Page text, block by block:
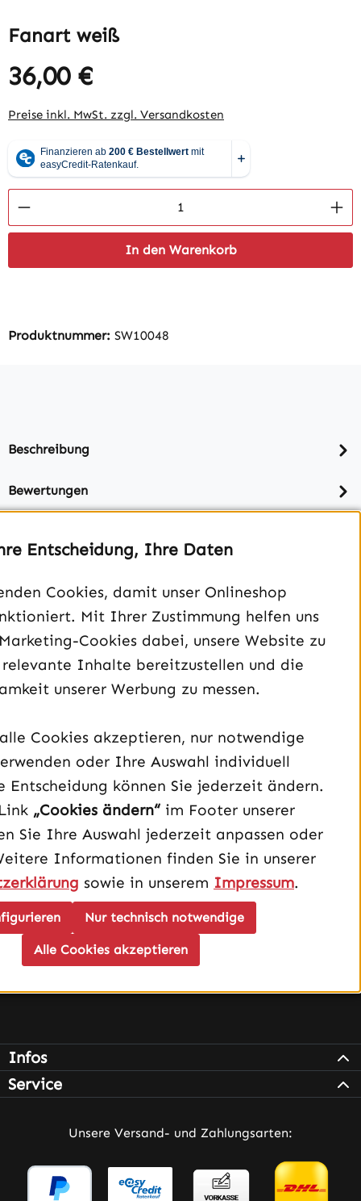
Fanart weiß
Regulärer Preis:
36,00 €
Preise inkl. MwSt. zzgl. Versandkosten
Produkt Anzahl: Gib den gewünschten
In den Warenkorb
Produktnummer: SW10048
Beschreibung
Bewertungen
040 – 182 295 901
Mo-Fr, 08:00 - 16:00 Uhr
Oder über unser Kontaktformular
Schau auf Instagram vorbei – öffnet in neuem Tab
Sieh dir unsere TikTok-Videos an – öffnet in neuem
Sieh dir unsere Videos auf YouTube an – öffnet
Infos
Service
Unsere Versand- und Zahlungsarten:
Entscheidung, Ihre Daten
Cookies, damit unser Onlineshop
Mit Ihrer Zustimmung helfen uns
Cookies dabei, unsere Website zu
relevante Inhalte bereitzustellen und die
unserer Werbung zu messen.
Cookies akzeptieren, nur notwendige
oder Ihre Auswahl individuell
Entscheidung können Sie jederzeit ändern.
„Cookies ändern“im Footer unserer
Sie Ihre Auswahl jederzeit anpassen oder
Informationen finden Sie in unserer
sowie in unserem Impressum.
Nur technisch notwendige
Alle Cookies akzeptieren